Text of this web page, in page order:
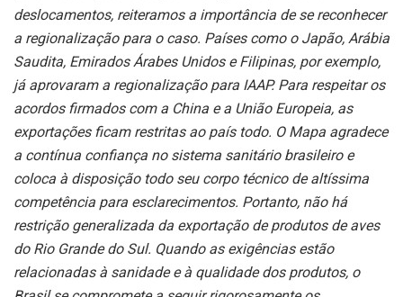
deslocamentos, reiteramos a importância de se reconhecer
a regionalização para o caso. Países como o Japão, Arábia
Saudita, Emirados Árabes Unidos e Filipinas, por exemplo,
já aprovaram a regionalização para IAAP. Para respeitar os
acordos firmados com a China e a União Europeia, as
exportações ficam restritas ao país todo. O Mapa agradece
a contínua confiança no sistema sanitário brasileiro e
coloca à disposição todo seu corpo técnico de altíssima
competência para esclarecimentos. Portanto, não há
restrição generalizada da exportação de produtos de aves
do Rio Grande do Sul. Quando as exigências estão
relacionadas à sanidade e à qualidade dos produtos, o